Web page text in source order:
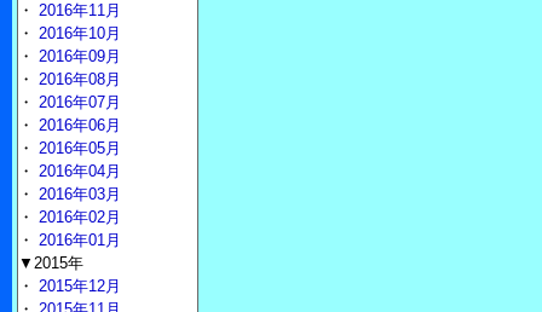
・ 2016年11月
・ 2016年10月
・ 2016年09月
・ 2016年08月
・ 2016年07月
・ 2016年06月
・ 2016年05月
・ 2016年04月
・ 2016年03月
・ 2016年02月
・ 2016年01月
▼2015年
・ 2015年12月